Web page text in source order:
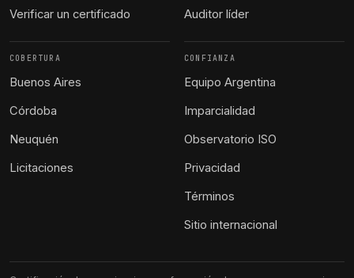
Verificar un certificado
Auditor líder
COBERTURA
Buenos Aires
Córdoba
Neuquén
Licitaciones
CONFIANZA
Equipo Argentina
Imparcialidad
Observatorio ISO
Privacidad
Términos
Sitio internacional